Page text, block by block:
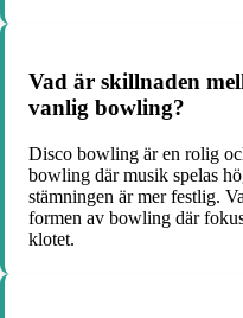
Vad är skillnaden
vanlig bowling?
Disco bowling är en rolig
bowling där musik spelas
stämningen är mer festlig.
formen av bowling där
klotet.